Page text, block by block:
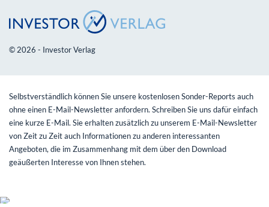
© 2026 - Investor Verlag
Selbstverständlich können Sie unsere kostenlosen Sonder-Reports auch
ohne einen E-Mail-Newsletter anfordern. Schreiben Sie uns dafür einfach
eine kurze E-Mail. Sie erhalten zusätzlich zu unserem E-Mail-Newsletter
von Zeit zu Zeit auch Informationen zu anderen interessanten
Angeboten, die im Zusammenhang mit dem über den Download
geäußerten Interesse von Ihnen stehen.